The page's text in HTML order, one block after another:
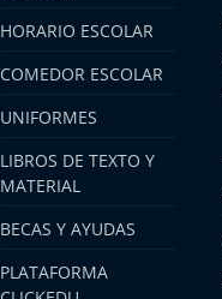
HORARIO ESCOLAR
COMEDOR ESCOLAR
UNIFORMES
LIBROS DE TEXTO Y
MATERIAL
BECAS Y AYUDAS
PLATAFORMA